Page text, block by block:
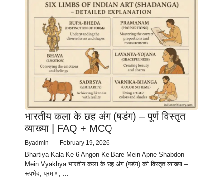
भारतीय कला के छह अंग (षडंग) – पूर्ण विस्तृत
व्याख्या | FAQ + MCQ
Byadmin — February 19, 2026
Bhartiya Kala Ke 6 Angon Ke Bare Mein Apne Shabdon
Mein Vyakhya भारतीय कला के छह अंग (षडंग) की विस्तृत व्याख्या –
रूपभेद, प्रमाण, ...